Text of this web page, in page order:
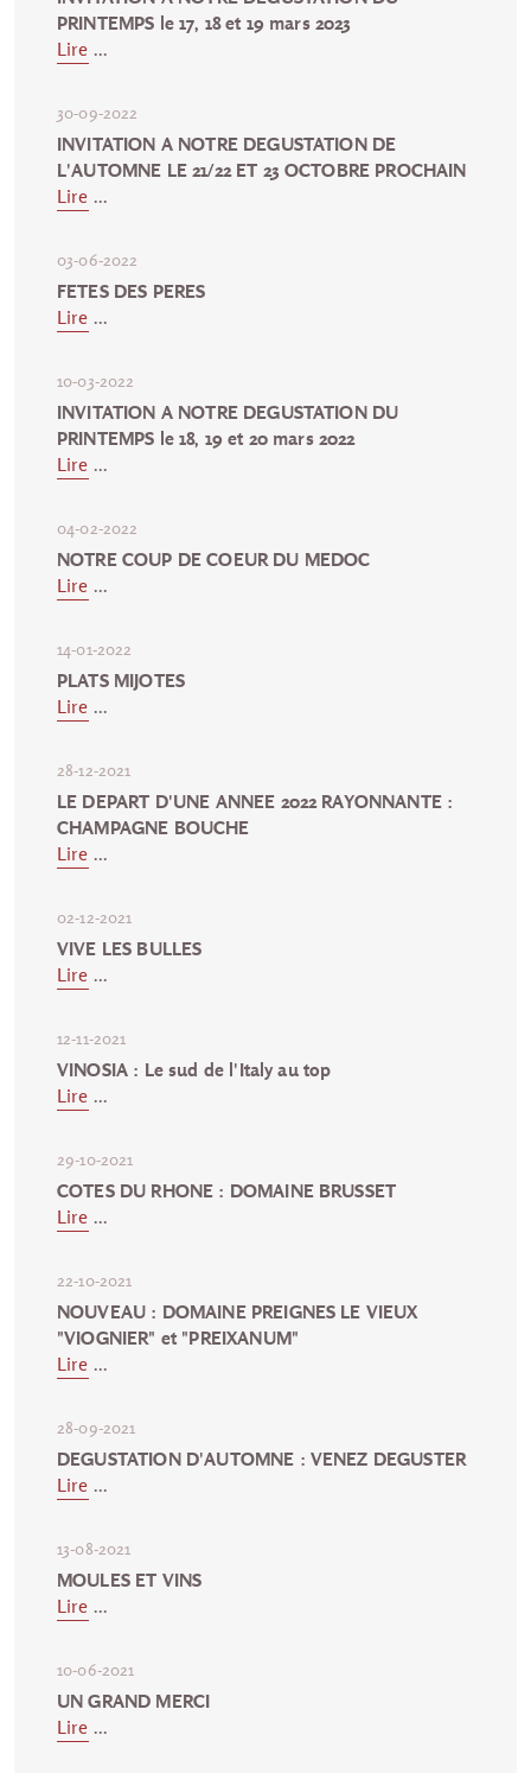
PRINTEMPS le 17, 18 et 19 mars 2023
Lire ...
30-09-2022
INVITATION A NOTRE DEGUSTATION DE
L'AUTOMNE LE 21/22 ET 23 OCTOBRE PROCHAIN
Lire ...
03-06-2022
FETES DES PERES
Lire ...
10-03-2022
INVITATION A NOTRE DEGUSTATION DU
PRINTEMPS le 18, 19 et 20 mars 2022
Lire ...
04-02-2022
NOTRE COUP DE COEUR DU MEDOC
Lire ...
14-01-2022
PLATS MIJOTES
Lire ...
28-12-2021
LE DEPART D'UNE ANNEE 2022 RAYONNANTE :
CHAMPAGNE BOUCHE
Lire ...
02-12-2021
VIVE LES BULLES
Lire ...
12-11-2021
VINOSIA : Le sud de l'Italy au top
Lire ...
29-10-2021
COTES DU RHONE : DOMAINE BRUSSET
Lire ...
22-10-2021
NOUVEAU : DOMAINE PREIGNES LE VIEUX
"VIOGNIER" et "PREIXANUM"
Lire ...
28-09-2021
DEGUSTATION D'AUTOMNE : VENEZ DEGUSTER
Lire ...
13-08-2021
MOULES ET VINS
Lire ...
10-06-2021
UN GRAND MERCI
Lire ...